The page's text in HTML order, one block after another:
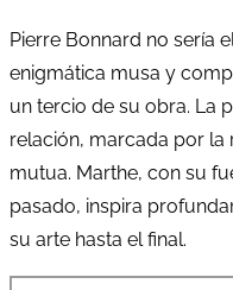
Pierre Bonnard no sería
enigmática musa y
un tercio de su obra. La
relación, marcada por la
mutua. Marthe, con su
pasado, inspira
su arte hasta el final.